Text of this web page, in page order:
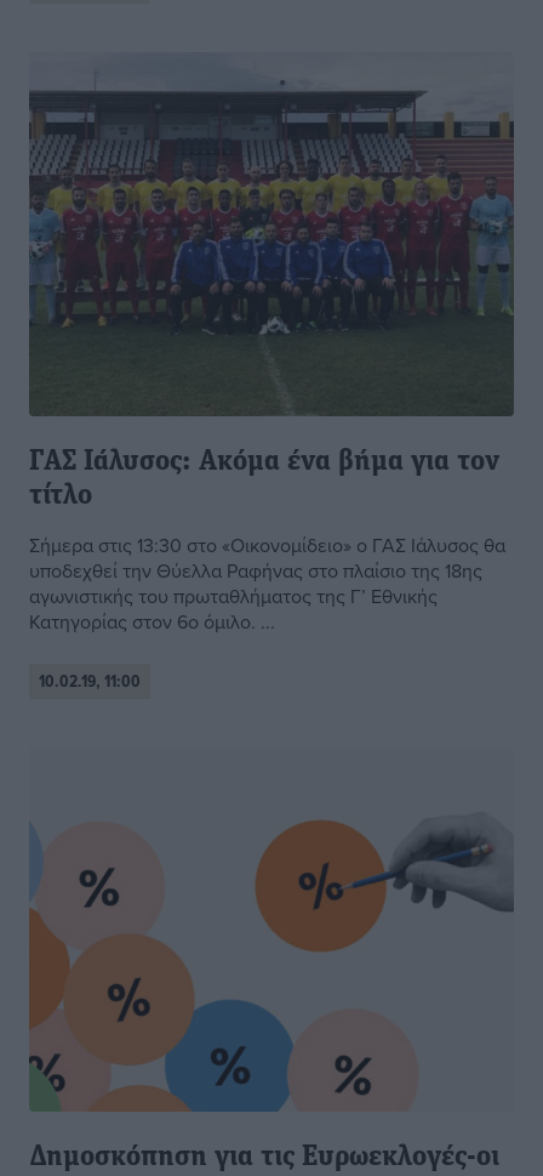
ΓΑΣ Ιάλυσος: Ακόμα ένα βήμα για τον
τίτλο
Σήμερα στις 13:30 στο «Οικονομίδειο» ο ΓΑΣ Ιάλυσος θα
υποδεχθεί την Θύελλα Ραφήνας στο πλαίσιο της 18ης
αγωνιστικής του πρωταθλήματος της Γ’ Εθνικής
Κατηγορίας στον 6ο όμιλο. ...
10.02.19, 11:00
Δημοσκόπηση για τις Ευρωεκλογές-οι